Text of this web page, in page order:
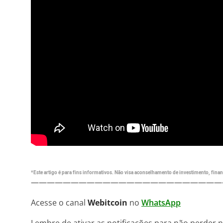
*Este artigo é para fins informativos. Não visa aconselhamento de investimento,
Acesse o canal Webitcoin no WhatsApp